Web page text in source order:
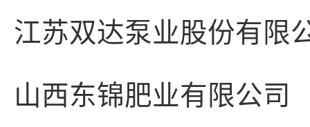
江苏双达泵业股份有限
山西东锦肥业有限公司